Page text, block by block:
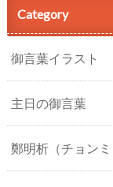
Category
御言葉イラスト
主日の御言葉
鄭明析（チョン